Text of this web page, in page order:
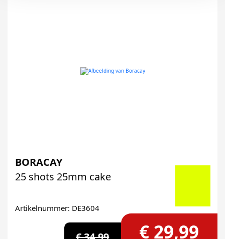
BORACAY
25 shots 25mm cake
Artikelnummer: DE3604
€ 29,99